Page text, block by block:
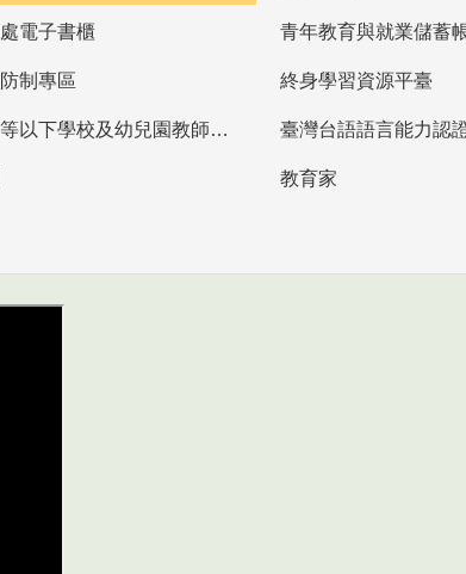
電子書櫃 青年教育與就業儲蓄
制專區 終身學習資源平臺
教育部高中等以下學校及幼兒園教師資格檢定考試 臺灣台語語言能力認
教育家